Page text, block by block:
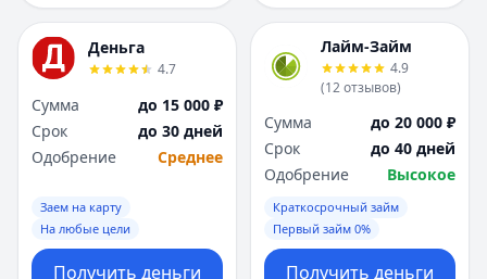
Деньга
4.7
Сумма
до 15 000 ₽
Срок
до 30 дней
Одобрение
Среднее
Заем на карту
На любые цели
Получить деньги
Лайм-Займ
4.9
(12отзывов)
Сумма
до 20 000 ₽
Срок
до 40 дней
Одобрение
Высокое
Краткосрочный займ
Первый займ 0%
Получить деньги